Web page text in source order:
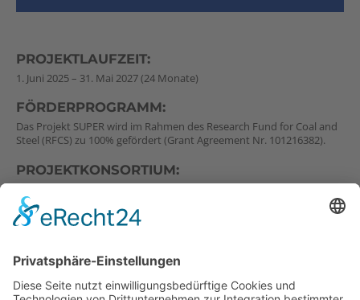
PROJEKTLAUFZEIT:
1. Juni 2025 – 31. Mai 2027 (24 Monate)
FÖRDERPROGRAMM:
Das Projekt SUPER wird im Rahmen des Research Fund for Coal and
Steel (RFCS) zu 100% gefördert (Grant Agreement Nr. 101216382).
PROJEKTKONSORTIUM:
aus folgenden Mitgliedern zusammen:
Rina Consulting – Centro Sviluppo Materiali SPA
Technische Universität Dortmund